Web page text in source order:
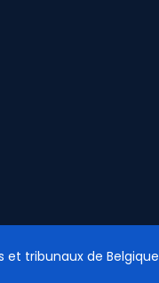
et tribunaux de Belgique